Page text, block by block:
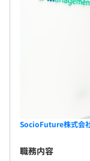
SocioFuture株式会
職務内容